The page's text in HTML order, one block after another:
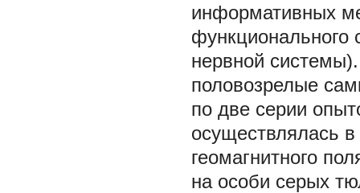
информативных
функционального
нервной
половозрелые
по две серии
осуществлялась в
геомагнитного
на особи серых